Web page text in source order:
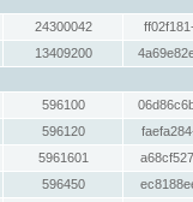
24300042
13409200
596100
596120
5961601
596450